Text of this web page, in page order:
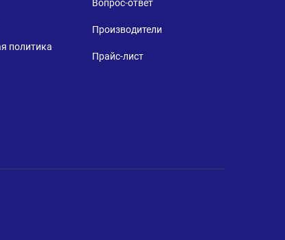
политика
Вопрос-ответ
Производители
Прайс-лист